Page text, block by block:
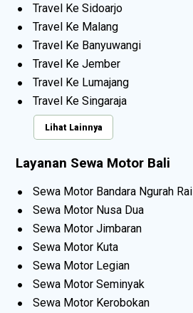
Travel Ke Sidoarjo
Travel Ke Malang
Travel Ke Banyuwangi
Travel Ke Jember
Travel Ke Lumajang
Travel Ke Singaraja
Lihat Lainnya
Layanan Sewa Motor Bali
Sewa Motor Bandara Ngurah Rai
Sewa Motor Nusa Dua
Sewa Motor Jimbaran
Sewa Motor Kuta
Sewa Motor Legian
Sewa Motor Seminyak
Sewa Motor Kerobokan